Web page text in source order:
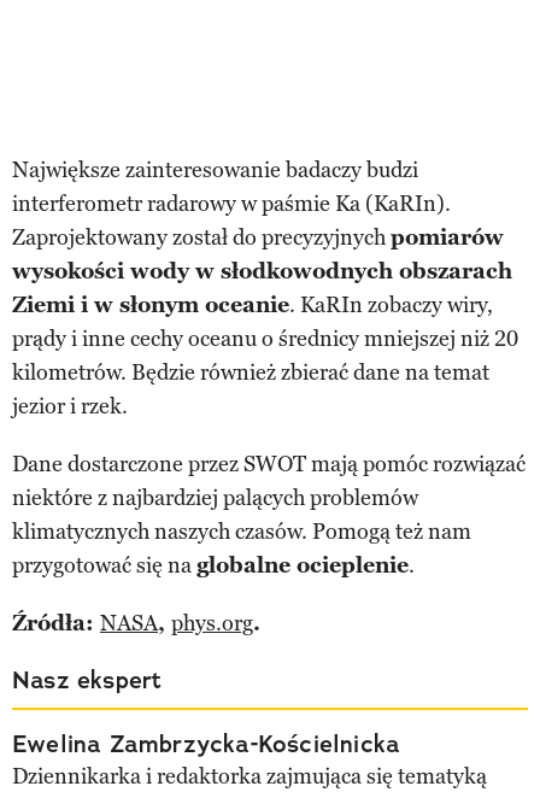
Największe zainteresowanie badaczy budzi
interferometr radarowy w paśmie Ka (KaRIn).
Zaprojektowany został do precyzyjnychpomiarów
wysokości wody w słodkowodnych obszarach
Ziemi i w słonym oceanie. KaRIn zobaczy wiry,
prądy i inne cechy oceanu o średnicy mniejszej niż 20
kilometrów. Będzie również zbierać dane na temat
jezior i rzek.
Dane dostarczone przez SWOT mają pomóc rozwiązać
niektóre z najbardziej palących problemów
klimatycznych naszych czasów. Pomogą też nam
przygotować się naglobalne ocieplenie.
Źródła: NASA, phys.org.
Nasz ekspert
Ewelina Zambrzycka-Kościelnicka
Dziennikarka i redaktorka zajmująca się tematyką